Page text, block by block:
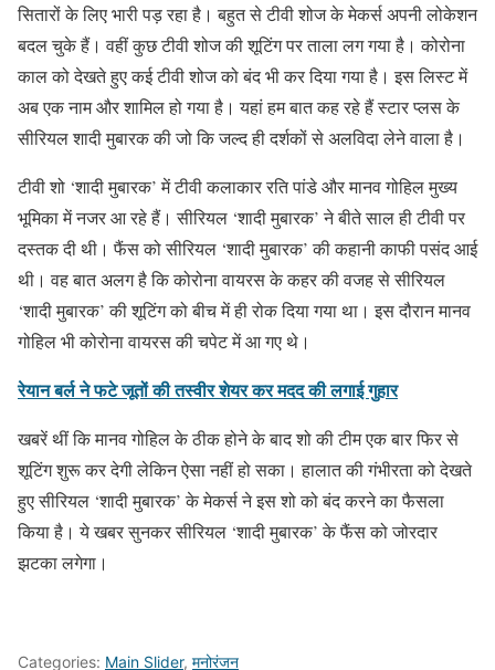
सितारों के लिए भारी पड़ रहा है। बहुत से टीवी शोज के मेकर्स अपनी लोकेशन
बदल चुके हैं। वहीं कुछ टीवी शोज की शूटिंग पर ताला लग गया है। कोरोना
काल को देखते हुए कई टीवी शोज को बंद भी कर दिया गया है। इस लिस्ट में
अब एक नाम और शामिल हो गया है। यहां हम बात कह रहे हैं स्टार प्लस के
सीरियल शादी मुबारक की जो कि जल्द ही दर्शकों से अलविदा लेने वाला है।
टीवी शो ‘शादी मुबारक’ में टीवी कलाकार रति पांडे और मानव गोहिल मुख्य
भूमिका में नजर आ रहे हैं। सीरियल ‘शादी मुबारक’ ने बीते साल ही टीवी पर
दस्तक दी थी। फैंस को सीरियल ‘शादी मुबारक’ की कहानी काफी पसंद आई
थी। वह बात अलग है कि कोरोना वायरस के कहर की वजह से सीरियल
‘शादी मुबारक’ की शूटिंग को बीच में ही रोक दिया गया था। इस दौरान मानव
गोहिल भी कोरोना वायरस की चपेट में आ गए थे।
रेयान बर्ल ने फटे जूतों की तस्वीर शेयर कर मदद की लगाई गुहार
खबरें थीं कि मानव गोहिल के ठीक होने के बाद शो की टीम एक बार फिर से
शूटिंग शुरू कर देगी लेकिन ऐसा नहीं हो सका। हालात की गंभीरता को देखते
हुए सीरियल ‘शादी मुबारक’ के मेकर्स ने इस शो को बंद करने का फैसला
किया है। ये खबर सुनकर सीरियल ‘शादी मुबारक’ के फैंस को जोरदार
झटका लगेगा।
Categories: Main Slider, मनोरंजन